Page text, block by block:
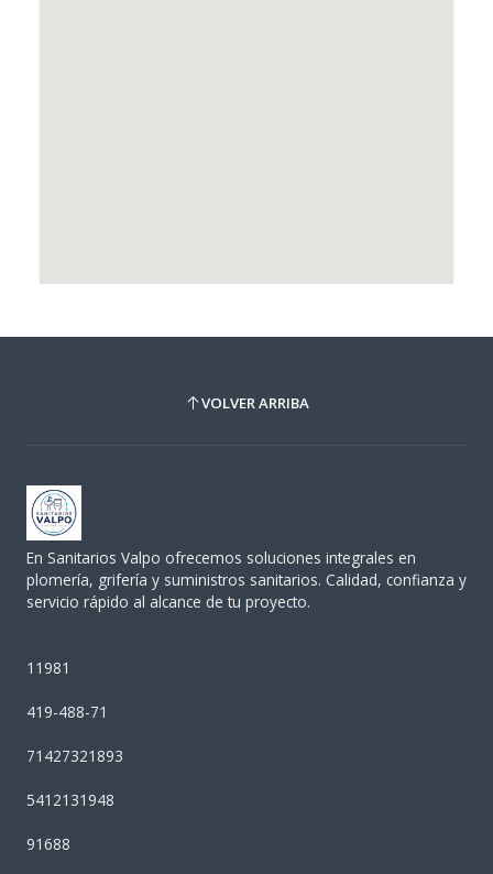
VOLVER ARRIBA
En Sanitarios Valpo ofrecemos soluciones integrales en
plomería, grifería y suministros sanitarios. Calidad, confianza y
servicio rápido al alcance de tu proyecto.
11981
419-488-71
71427321893
5412131948
91688